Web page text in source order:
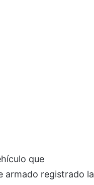
que
armado registrado la